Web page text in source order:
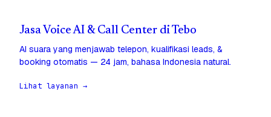
Jasa Voice AI & Call Center di Tebo
AI suara yang menjawab telepon, kualifikasi leads, &
booking otomatis — 24 jam, bahasa Indonesia natural.
Lihat layanan →